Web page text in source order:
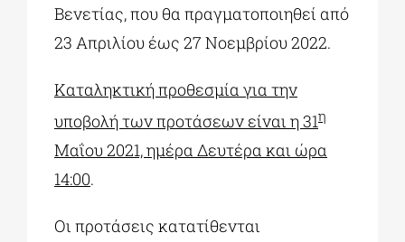
Βενετίας, που θα πραγματοποιηθεί από
23 Απριλίου έως 27 Νοεμβρίου 2022.
Καταληκτική προθεσμία για την
υποβολή των προτάσεων είναι η 31η
Μαΐου 2021, ημέρα Δευτέρα και ώρα
14:00.
Οι προτάσεις κατατίθενται